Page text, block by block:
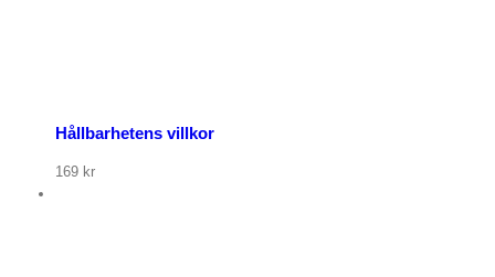
Hållbarhetens villkor
169 kr